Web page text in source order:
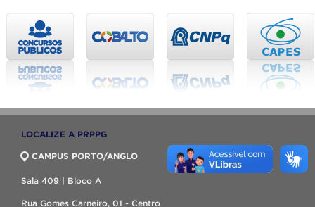
LOCALIZE A PRPPG
CAMPUS PORTO/ANGLO
Sala 409 | Bloco A
Rua Gomes Carneiro, 01 - Centro